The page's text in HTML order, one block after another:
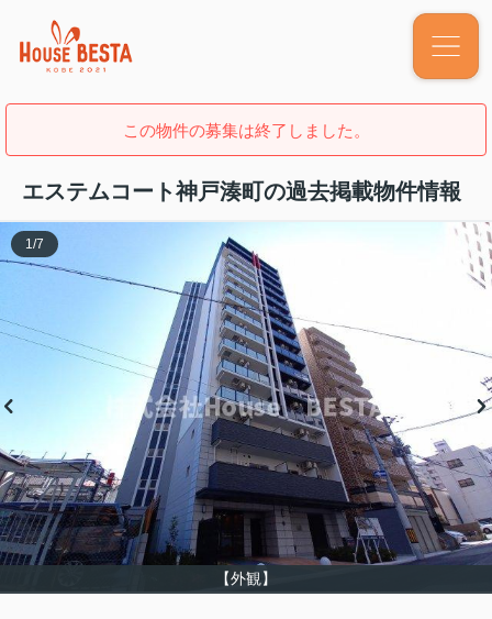
この物件の募集は終了しました。
エステムコート神戸湊町の過去掲載物件情報
【外観】
1 /7